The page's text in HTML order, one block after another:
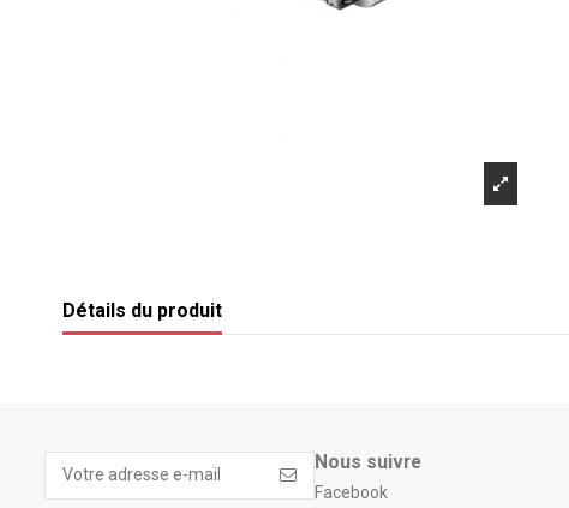
Détails du produit
Nous suivre
Facebook